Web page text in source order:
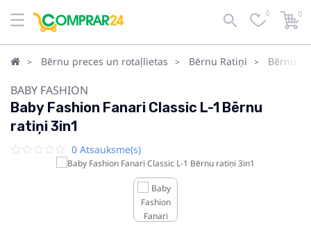
0 0
Bērnu preces un rotaļlietas Bērnu Ratiņi Bērnu
BABY FASHION
Baby Fashion Fanari Classic L-1 Bērnu
ratiņi 3in1
0 Atsauksme(s)